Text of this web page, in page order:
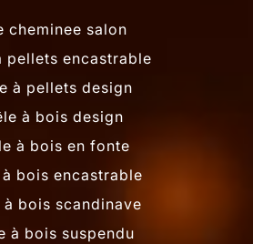
cheminee salon
pellets encastrable
à pellets design
à bois design
à bois en fonte
à bois encastrable
à bois scandinave
à bois suspendu